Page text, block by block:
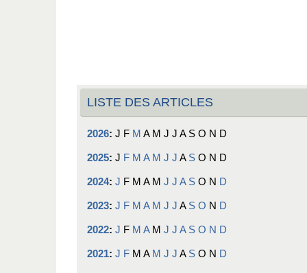
LISTE DES ARTICLES
2026: J F M A M J J A S O N D
2025: J F M A M J J A S O N D
2024: J F M A M J J A S O N D
2023: J F M A M J J A S O N D
2022: J F M A M J J A S O N D
2021: J F M A M J J A S O N D